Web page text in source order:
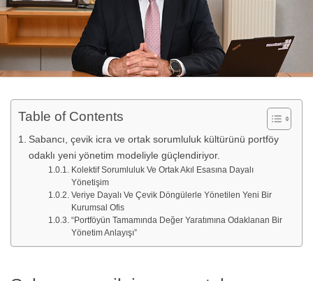
Table of Contents
Sabancı, çevik icra ve ortak sorumluluk kültürünü portföy
odaklı yeni yönetim modeliyle güçlendiriyor.
Kolektif Sorumluluk Ve Ortak Akıl Esasına Dayalı
Yönetişim
Veriye Dayalı Ve Çevik Döngülerle Yönetilen Yeni Bir
Kurumsal Ofis
“Portföyün Tamamında Değer Yaratımına Odaklanan Bir
Yönetim Anlayışı”